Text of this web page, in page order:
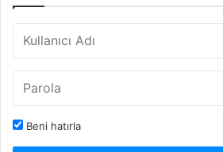
Beni hatırla